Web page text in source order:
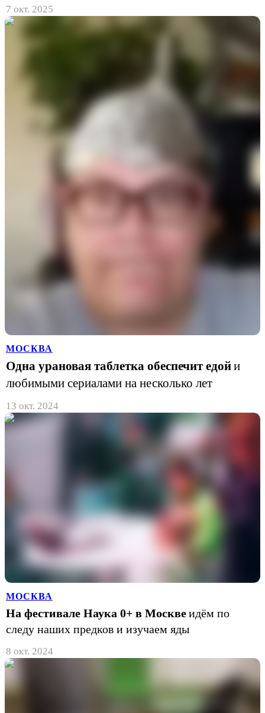
7 окт. 2025
МОСКВА
Одна урановая таблетка обеспечит едойи
любимыми сериалами на несколько лет
13 окт. 2024
МОСКВА
На фестивале Наука 0+ в Москвеидём по
следу наших предков и изучаем яды
8 окт. 2024